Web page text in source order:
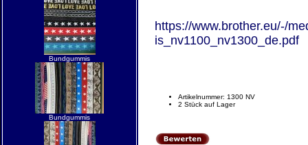
Bundgummis
Bundgummis
https://www.brother.eu/-/
is_nv1100_nv1300_de.pdf
Artikelnummer: 1300 NV
2 Stück auf Lager